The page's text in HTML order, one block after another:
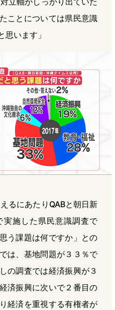
ことについては県民意識
います」
るにあたりQABと朝日新
施した県民意識調査で
う課題は何ですか」との
は、基地問題が３３％で
の調査では経済振興が３
済振興に次いで２番目の
経済を重視する有権者が